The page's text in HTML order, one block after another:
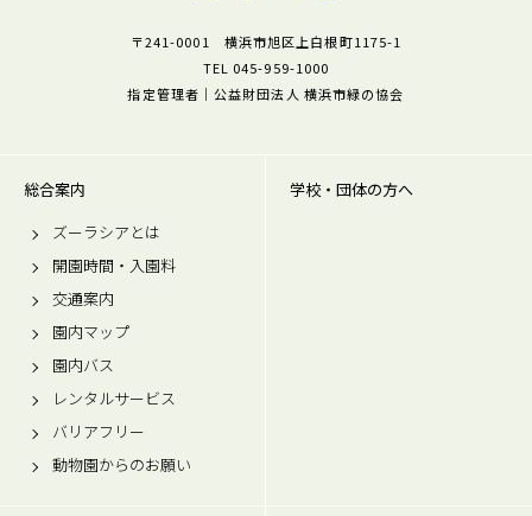
〒241-0001 横浜市旭区上白根町1175-1
TEL 045-959-1000
指定管理者｜公益財団法人 横浜市緑の協会
総合案内
ズーラシアとは
開園時間・入園料
交通案内
園内マップ
園内バス
レンタルサービス
バリアフリー
動物園からのお願い
学校・団体の方へ